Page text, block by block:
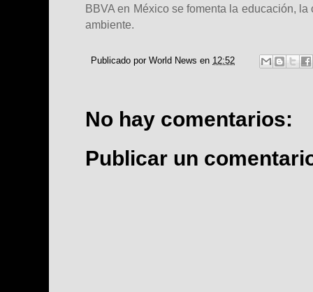
BBVA en México se fomenta la educación,
ambiente.
Publicado por World News en 12:52
No hay comentarios:
Publicar un